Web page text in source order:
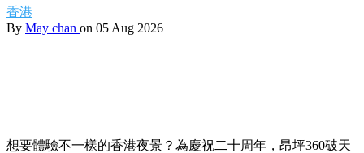
香港
By May chan on 05 Aug 2026
想要體驗不一樣的香港夜景？為慶祝二十周年，昂坪360破天